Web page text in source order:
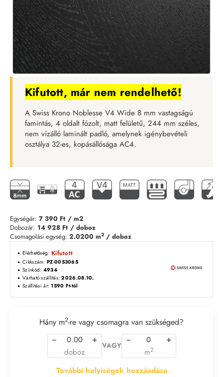
Kifutott, már nem rendelhető!
A Swiss Krono Noblesse V4 Wide 8 mm vastagságú
famintás, 4 oldalt fózolt, matt felületű, 244 mm széles,
nem vízálló laminált padló, amelynek igénybevételi
osztálya 32-es, kopásállósága AC4.
Egységár: 7 390 Ft / m2
Dobozár: 14 928 Ft / doboz
Csomagolási egység: 2.0200 m2 / doboz
Elérhetőség: Kifutott
Cikkszám: PZ-0053065
Színkód: 4934
Várható szállítás: 2026.08.10.
Szállítási ár: 1590 Ft-tól
További helyiségek hozzáadása
Hány m2-re vagy csomagra van szükséged?
− +
doboz
VAGY
− +
m2